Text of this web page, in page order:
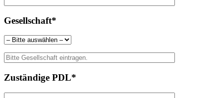
Gesellschaft*
Zuständige PDL*